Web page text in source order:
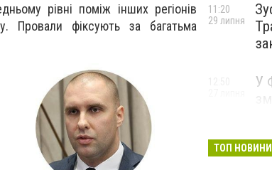
рівні поміж інших регіонів
Провали фіксують за багатьма
11:20
29 липня
У
ТОП НОВИНИ